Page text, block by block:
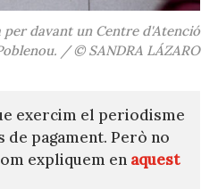
per davant un Centre d'Atenció
/ © SANDRA LÁZARO
exercim el periodisme
de pagament. Però no
expliquem en aquest